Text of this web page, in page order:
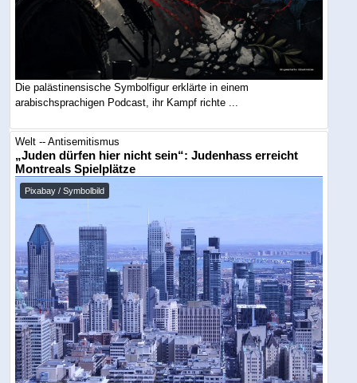
Die palästinensische Symbolfigur erklärte in einem
arabischsprachigen Podcast, ihr Kampf richte ...
Welt -- Antisemitismus
„Juden dürfen hier nicht sein“: Judenhass erreicht
Montreals Spielplätze
Pixabay / Symbolbild